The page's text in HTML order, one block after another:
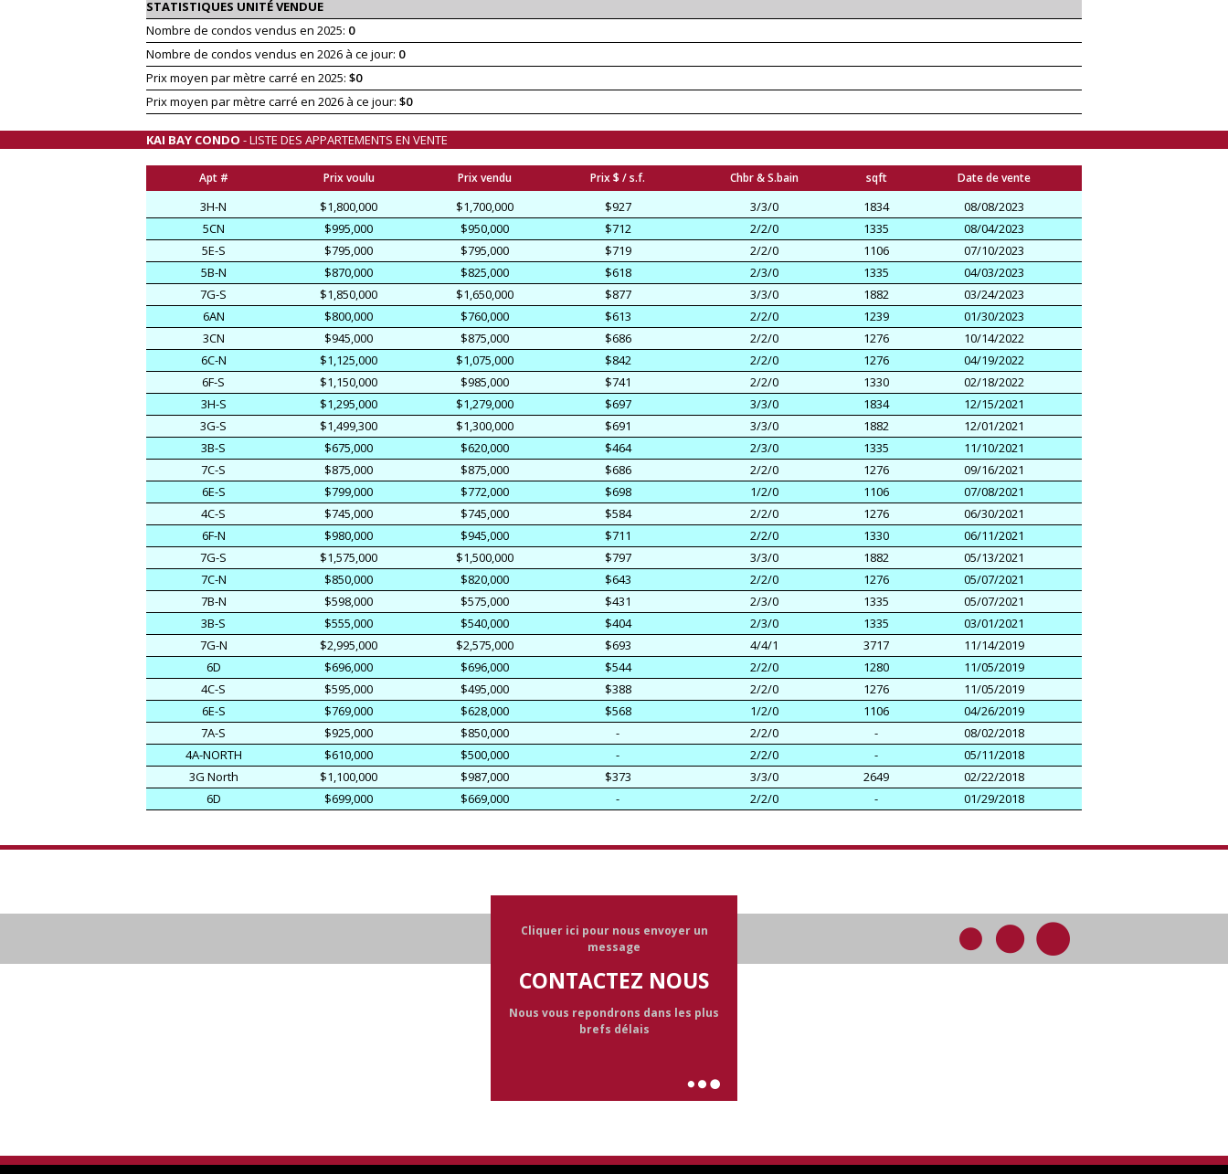
STATISTIQUES UNITÉ VENDUE
Nombre de condos vendus en 2025: 0
Nombre de condos vendus en 2026 à ce jour: 0
Prix moyen par mètre carré en 2025: $0
Prix moyen par mètre carré en 2026 à ce jour: $0
KAI BAY CONDO - LISTE DES APPARTEMENTS EN VENTE
Apt # Prix voulu Prix vendu Prix $ / s.f. Chbr & S.bain sqft Date de vente
3H-N $1,800,000 $1,700,000 $927 3/3/0 1834
08/08/2023
5CN
$995,000 $950,000 $712 2/2/0 1335
08/04/2023
5E-S
$795,000 $795,000 $719 2/2/0 1106
07/10/2023
5B-N
$870,000 $825,000 $618 2/3/0 1335
04/03/2023
7G-S
$1,850,000 $1,650,000 $877 3/3/0 1882
03/24/2023
6AN
$800,000 $760,000 $613 2/2/0 1239
01/30/2023
3CN
$945,000 $875,000 $686 2/2/0 1276
10/14/2022
6C-N
$1,125,000 $1,075,000 $842 2/2/0 1276
04/19/2022
6F-S
$1,150,000 $985,000 $741 2/2/0 1330
02/18/2022
3H-S
$1,295,000 $1,279,000 $697 3/3/0 1834
12/15/2021
3G-S
$1,499,300 $1,300,000 $691 3/3/0 1882
12/01/2021
3B-S
$675,000 $620,000 $464 2/3/0 1335
11/10/2021
7C-S
$875,000 $875,000 $686 2/2/0 1276
09/16/2021
6E-S
$799,000 $772,000 $698 1/2/0 1106
07/08/2021
4C-S
$745,000 $745,000 $584 2/2/0 1276
06/30/2021
6F-N
$980,000 $945,000 $711 2/2/0 1330
06/11/2021
7G-S
$1,575,000 $1,500,000 $797 3/3/0 1882
05/13/2021
7C-N
$850,000 $820,000 $643 2/2/0 1276
05/07/2021
7B-N
$598,000 $575,000 $431 2/3/0 1335
05/07/2021
3B-S
$555,000 $540,000 $404 2/3/0 1335
03/01/2021
7G-N
$2,995,000 $2,575,000 $693 4/4/1 3717
11/14/2019
6D
$696,000 $696,000 $544 2/2/0 1280
11/05/2019
4C-S
$595,000 $495,000 $388 2/2/0 1276
11/05/2019
6E-S
$769,000 $628,000 $568 1/2/0 1106
04/26/2019
7A-S
$925,000 $850,000 - 2/2/0 -
08/02/2018
4A-NORTH
$610,000 $500,000 - 2/2/0 -
05/11/2018
3G North
$1,100,000 $987,000 $373 3/3/0 2649
02/22/2018
6D
$699,000 $669,000 - 2/2/0 - 01/29/2018
Cliquer ici pour nous envoyer un
message
CONTACTEZ NOUS
Nous vous repondrons dans les plus
brefs délais